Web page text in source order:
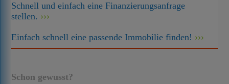
Schnell und einfach eine Finanzierungsanfrage
stellen.
Einfach schnell eine passende Immobilie finden!
Schon gewusst?